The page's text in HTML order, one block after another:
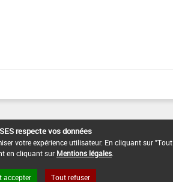
respecte vos données
votre expérience utilisateur. En cliquant sur
en cliquant sur Mentions légales
accepter Tout refuser